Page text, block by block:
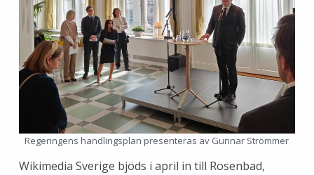
Regeringens handlingsplan presenteras av Gunnar Strömmer
Wikimedia Sverige bjöds i april in till Rosenbad,